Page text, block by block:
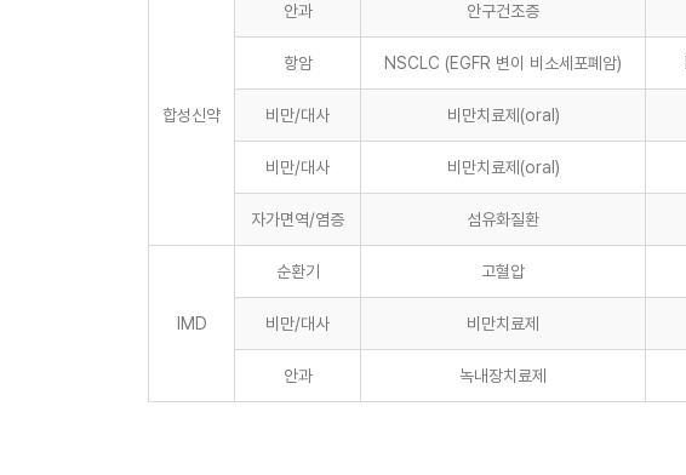
합성신약
안과 안구건조증
항암 NSCLC (EGFR 변이 비소세포폐암)
비만/대사 비만치료제(oral)
비만/대사 비만치료제(oral)
자가면역/염증 섬유화질환
IMD
순환기 고혈압
비만/대사 비만치료제
안과 녹내장치료제